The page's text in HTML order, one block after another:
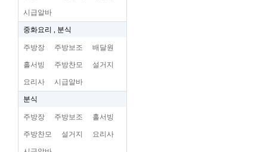
시급알바
중화요리 , 분식
주방장 주방보조 배달원
홀서빙 주방찬모 설거지
요리사 시급알바
분식
주방장 주방보조 홀서빙
주방찬모 설거지 요리사